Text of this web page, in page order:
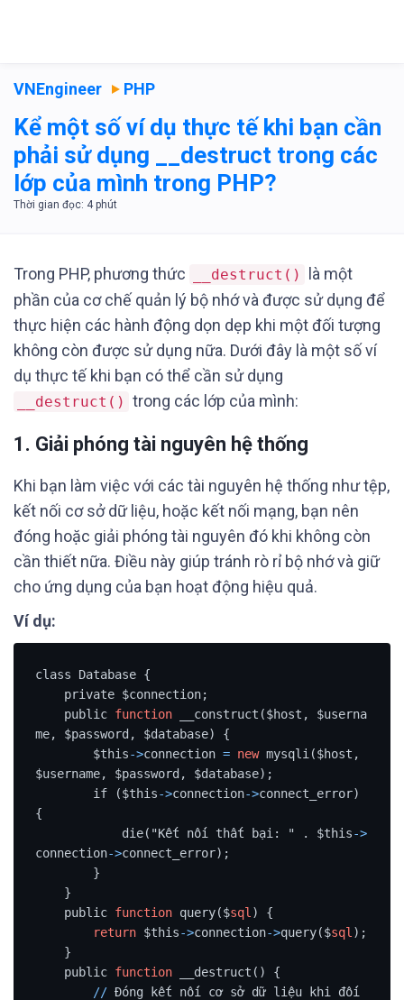
VNEngineer PHP
Kể một số ví dụ thực tế khi bạn cần
phải sử dụng __destruct trong các
lớp của mình trong PHP?
Trong PHP, phương thức __destruct()
là một
phần của cơ chế quản lý bộ nhớ và được sử dụng để
thực hiện các hành động dọn dẹp khi một đối tượng
không còn được sử dụng nữa. Dưới đây là một số ví
dụ thực tế khi bạn có thể cần sử dụng
__destruct() trong các lớp của mình:
1. Giải phóng tài nguyên hệ thống
Khi bạn làm việc với các tài nguyên hệ thống như tệp,
kết nối cơ sở dữ liệu, hoặc kết nối mạng, bạn nên
đóng hoặc giải phóng tài nguyên đó khi không còn
cần thiết nữa. Điều này giúp tránh rò rỉ bộ nhớ và giữ
cho ứng dụng của bạn hoạt động hiệu quả.
Ví dụ:
class Database {
    public
function __construct($host, $userna
me, $password, $database) {
        $this
->connection = new mysqli($host,
$username, $password, $database);
        if ($this
->connection->connect_error)
{
            die("Kết nối thất bại: " . $this
->
connection->connect_error);
    public
function query($sql ) {
return $this->connection->query($sql );
    public
function __destruct() {
// Đóng kết nối cơ sở dữ liệu khi đối